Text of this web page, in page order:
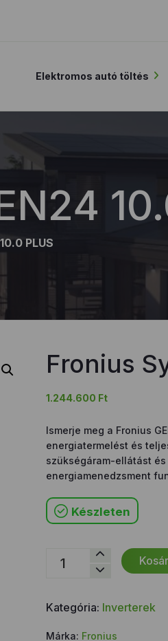
Elektromos autó töltés
PLUS
Fronius
1.244.600 Ft
Ismerje meg a Fronius
energiatermelést és
szükségáram-ellátást
energiamenedzsment
Készleten
Fronius
Symo
10.0
PLUS
mennyiség
Kategória: Inverterek
Márka: Fronius